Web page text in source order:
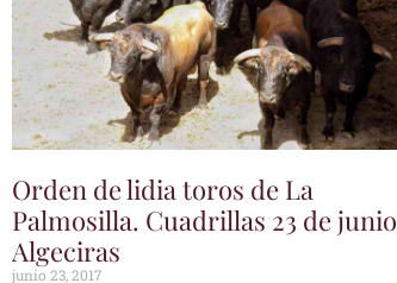
Orden de lidia toros de La
Palmosilla. Cuadrillas 23 de junio
Algeciras
junio 23, 2017